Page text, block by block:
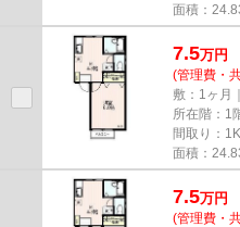
面積：
7.5万円
(管理費・
敷：1ヶ月
所在階：1
間取り：1K
面積：
7.5万円
(管理費・